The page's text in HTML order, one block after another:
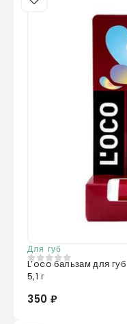
Для губ
0 из 5
L’oco бальзам для
5,1 г
350 ₽